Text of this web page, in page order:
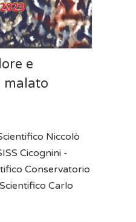
e
malato
Niccolò
Cicognini -
Conservatorio
Carlo